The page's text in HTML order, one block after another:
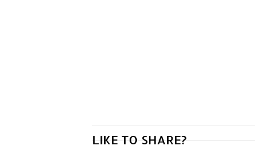
LIKE TO SHARE?